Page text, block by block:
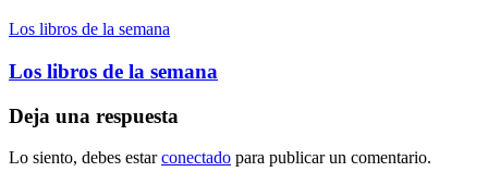
Los libros de la semana
Los libros de la semana
Deja una respuesta
Lo siento, debes estarconectado para publicar un comentario.